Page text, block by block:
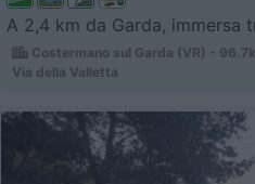
A 2,4 km da Garda, immersa
Costermano sul Garda (VR) -
Via della Valletta